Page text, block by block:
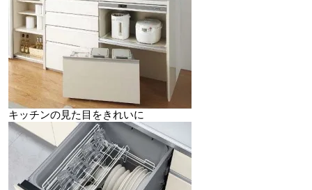
キッチンの見た目をきれいに